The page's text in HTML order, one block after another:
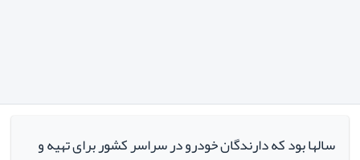
سالها بود که دارندگان خودرو در سراسر کشور برای تهیه و